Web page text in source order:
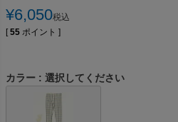
¥6,050税込
[ 55 ポイント ]
カラー 選択してください